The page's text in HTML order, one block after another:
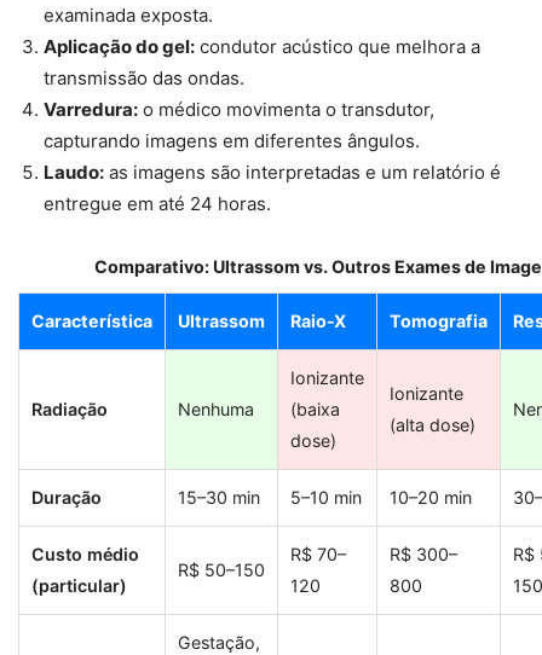
examinada exposta.
Aplicação do gel: condutor acústico que melhora a
transmissão das ondas.
Varredura: o médico movimenta o transdutor,
capturando imagens em diferentes ângulos.
Laudo: as imagens são interpretadas e um relatório é
entregue em até 24 horas.
Comparativo: Ultrassom vs. Outros Exames de
Característica Ultrassom Raio-X Tomografia
Radiação Nenhuma
Ionizante
(baixa
dose)
Ionizante
(alta dose)
Duração 15–30 min 5–10 min 10–20 min
Custo médio
(particular)
R$ 50–150
R$ 70–
120
R$ 300–
800
R$
Gestação,